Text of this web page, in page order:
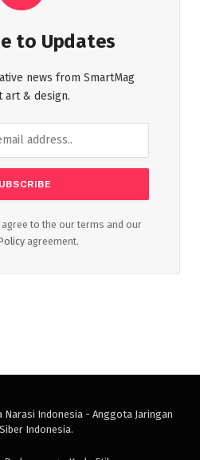
to Updates
news from SmartMag
art & design.
agree to the our terms and our
agreement.
Narasi Indonesia - Anggota Jaringan
Indonesia.